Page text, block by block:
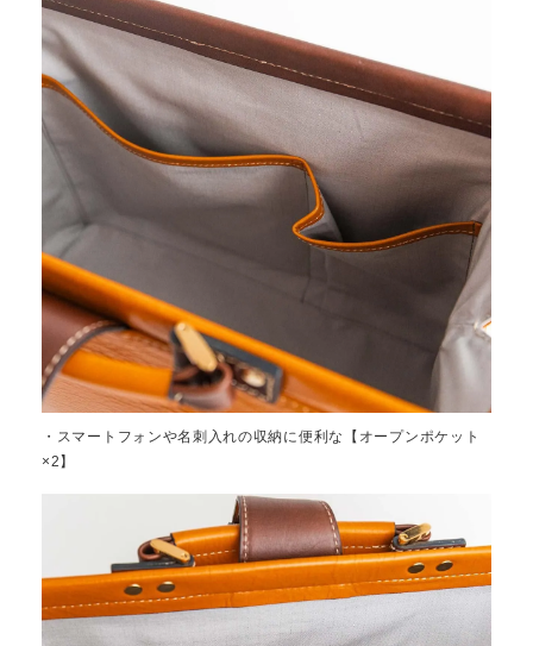
・スマートフォンや名刺入れの収納に便利な【オープンポケット
×2】